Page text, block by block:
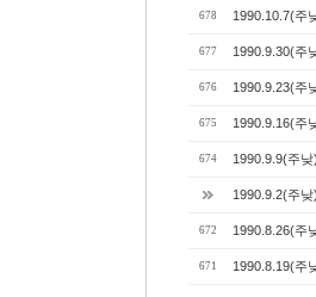
678 1990.10.7(주
677 1990.9.30(주
676 1990.9.23(주
675 1990.9.16(주
674 1990.9.9(주
1990.9.2(주
672 1990.8.26(주
671 1990.8.19(주